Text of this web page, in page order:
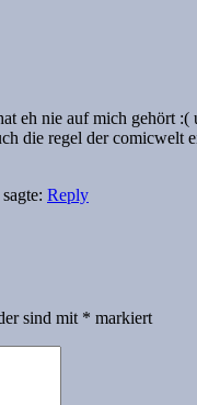
eh nie auf mich gehört
die regel der
sagte: Reply
sind mit * markiert